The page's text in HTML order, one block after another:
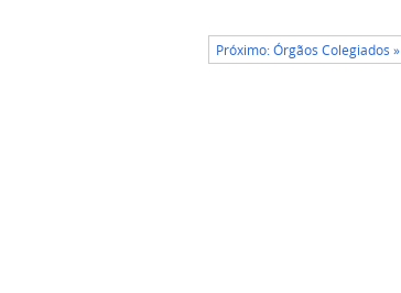
Próximo: Órgãos Colegiados »